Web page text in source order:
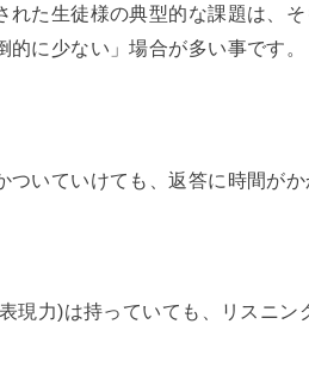
れた生徒様の典型的な課題は、
に少ない」場合が多い事です。
いていけても、返答に時間がか
現力)は持っていても、リスニン